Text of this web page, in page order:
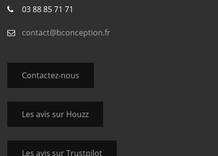
03 88 85 71 71
contact@bconception.fr
Contactez-nous
Les avis sur Houzz
Les avis sur Trustpilot